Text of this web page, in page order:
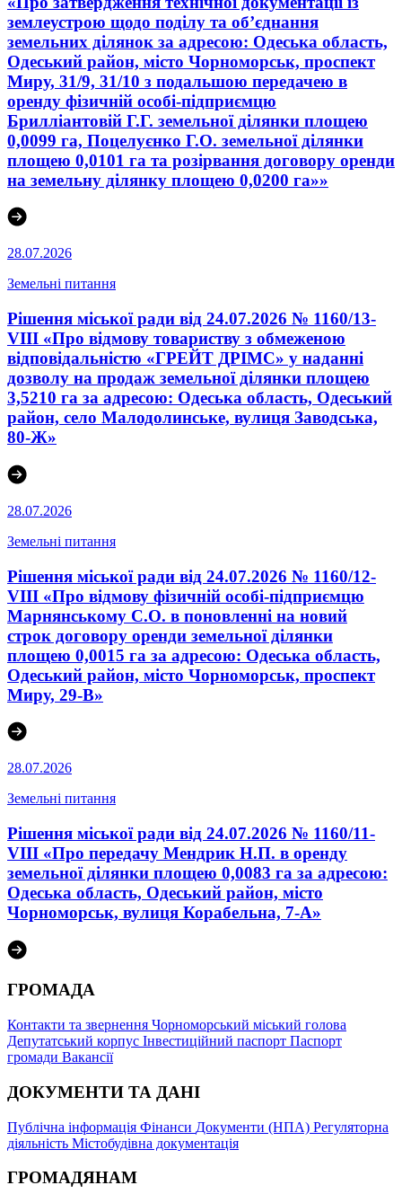
землеустрою щодо поділу та об’єднання
земельних ділянок за адресою: Одеська область,
Одеський район, місто Чорноморськ, проспект
Миру, 31/9, 31/10 з подальшою передачею в
оренду фізичній особі-підприємцю
Брилліантовій Г.Г. земельної ділянки площею
0,0099 га, Поцелуєнко Г.О. земельної ділянки
площею 0,0101 га та розірвання договору оренди
на земельну ділянку площею 0,0200 га»»
28.07.2026
Земельні питання
Рішення міської ради від 24.07.2026 № 1160/13-
VIII «Про відмову товариству з обмеженою
відповідальністю «ГРЕЙТ ДРІМС» у наданні
дозволу на продаж земельної ділянки площею
3,5210 га за адресою: Одеська область, Одеський
район, село Малодолинське, вулиця Заводська,
80-Ж»
28.07.2026
Земельні питання
Рішення міської ради від 24.07.2026 № 1160/12-
VIII «Про відмову фізичній особі-підприємцю
Марнянському С.О. в поновленні на новий
строк договору оренди земельної ділянки
площею 0,0015 га за адресою: Одеська область,
Одеський район, місто Чорноморськ, проспект
Миру, 29-В»
28.07.2026
Земельні питання
Рішення міської ради від 24.07.2026 № 1160/11-
VIII «Про передачу Мендрик Н.П. в оренду
земельної ділянки площею 0,0083 га за адресою:
Одеська область, Одеський район, місто
Чорноморськ, вулиця Корабельна, 7-А»
ГРОМАДА
Контакти та звернення Чорноморський міський голова
Депутатський корпус Інвестиційний паспорт Паспорт
громади Вакансії
ДОКУМЕНТИ ТА ДАНІ
Публічна інформація Фінанси Документи (НПА) Регуляторна
діяльність Містобудівна документація
ГРОМАДЯНАМ